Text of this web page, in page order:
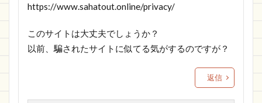
https://www.sahatout.online/privacy/
このサイトは大丈夫でしょうか？
以前、騙されたサイトに似てる気がするのですが？
返信